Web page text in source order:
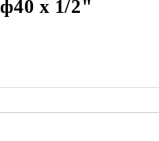
х 1/2"